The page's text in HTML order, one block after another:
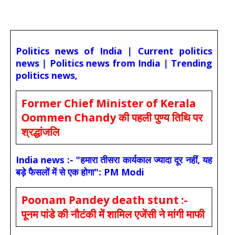
Politics news of India | Current politics
news | Politics news from India | Trending
politics news,
Former Chief Minister of Kerala
Oommen Chandy की पहली पुण्य तिथि पर
श्रद्धांजलि
India news :- "हमारा तीसरा कार्यकाल ज्यादा दूर नहीं, यह
बड़े फैसलों में से एक होगा": PM Modi
Poonam Pandey death stunt :-
पूनम पांडे की नौटंकी में शामिल एजेंसी ने मांगी माफी